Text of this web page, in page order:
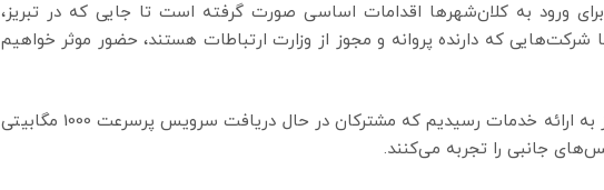
ورود به کلان‌شهر‌ها اقدامات اساسی صورت گرفته است تا جایی که در تبریز،
شرکت‌هایی که دارنده پروانه و مجوز از وزارت ارتباطات هستند، حضور موثر خواهیم
وی تصریح کرد: در برخی از شهر‌ها نیز به ارائه خدمات رسیدیم که مشترکان در حال دریافت سرویس پرسرعت 1000 مگابیتی
جانبی را تجربه می‌کنند.